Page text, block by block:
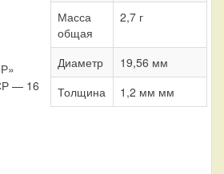
— 16
Масса
общая
2,7 г
Диаметр
19,56 мм
Толщина
1,2 мм мм